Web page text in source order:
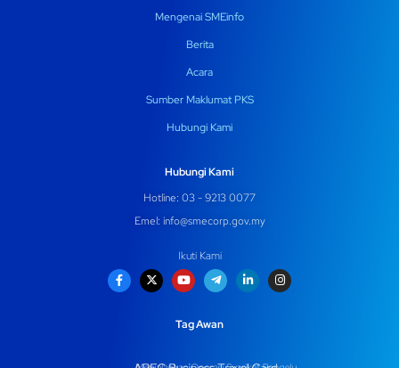
Mengenai SMEinfo
Berita
Acara
Sumber Maklumat PKS
Hubungi Kami
Hubungi Kami
Hotline: 03 - 9213 0077
Emel: info@smecorp.gov.my
Ikuti Kami
Tag Awan